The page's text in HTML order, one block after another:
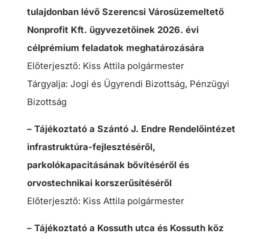
tulajdonban lévő Szerencsi Városüzemeltető
Nonprofit Kft. ügyvezetőinek 2026. évi
célprémium feladatok meghatározására
Előterjesztő: Kiss Attila polgármester
Tárgyalja: Jogi és Ügyrendi Bizottság, Pénzügyi
Bizottság
– Tájékoztató a Szántó J. Endre Rendelőintézet
infrastruktúra-fejlesztéséről,
parkolókapacitásának bővítéséről és
orvostechnikai korszerűsítéséről
Előterjesztő: Kiss Attila polgármester
– Tájékoztató a Kossuth utca és Kossuth köz